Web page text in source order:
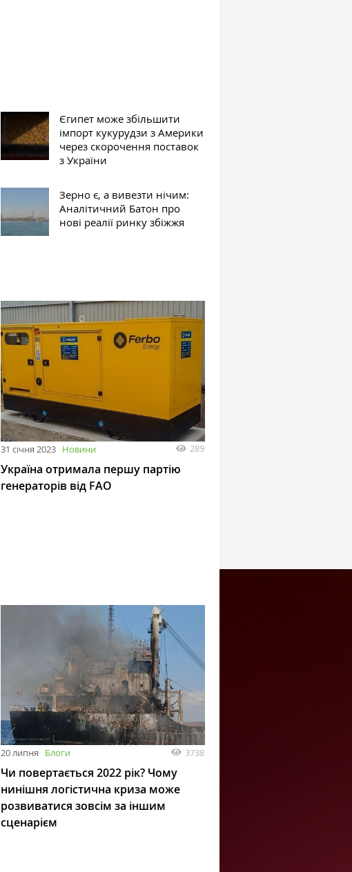
Єгипет може збільшити
імпорт кукурудзи з Америки
через скорочення поставок
з України
Зерно є, а вивезти нічим:
Аналітичний Батон про
нові реалії ринку збіжжя
31 січня 2023 Новини 289
Україна отримала першу партію
генераторів від FAO
20 липня Блоги 3738
Чи повертається 2022 рік? Чому
нинішня логістична криза може
розвиватися зовсім за іншим
сценарієм